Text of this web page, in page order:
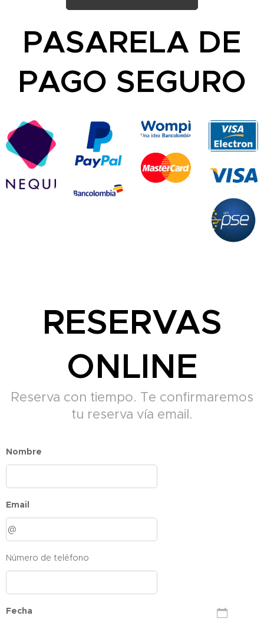
PASARELA DE
PAGO SEGURO
RESERVAS
ONLINE
Reserva con tiempo. Te confirmaremos
tu reserva vía email.
Nombre
Email
Número de teléfono
Fecha